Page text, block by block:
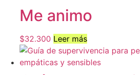
Me animo
$32.300 Leer más